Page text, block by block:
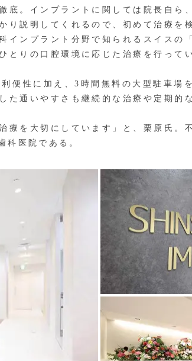
底。インプラントに関しては院長自ら
り説明してくれるので、初めて治療を
インプラント分野で知られるスイスの
りの口腔環境に応じた治療を行って
便性に加え、3時間無料の大型駐車場
た通いやすさも継続的な治療や定期的
を大切にしています」と、栗原氏。
科医院である。